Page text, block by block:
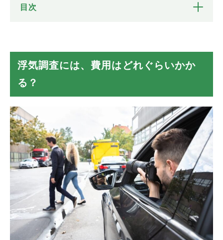
目次
基本料金式
パック料金式
浮気調査の費用、よくあるお悩み
1.初めての経験で相場がわからない
2.調査が長引くと、費用が高くなってしま
う
3.予算が少なく、依頼を迷ってしまう
アルシュのおすすめ料金プラン
証拠が撮れるまで探偵さんにお任せパック
お試し調査プラン
探偵に依頼せず自分で浮気調査はできる？
浮気調査には、費用はどれぐらいかか
る？